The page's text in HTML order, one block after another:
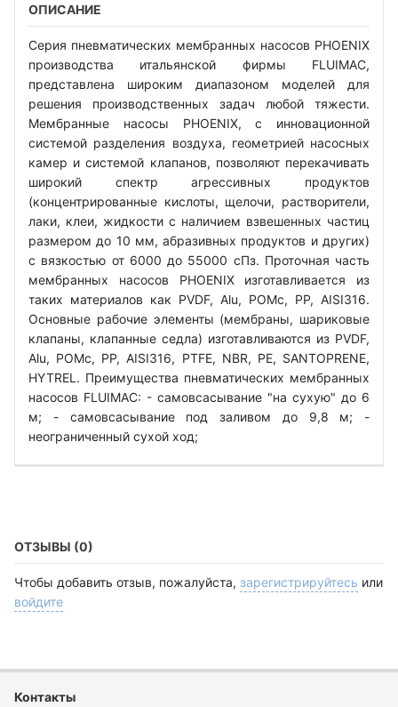
ОПИСАНИЕ
Серия пневматических мембранных насосов PHOENIX
производства итальянской фирмы FLUIMAC,
представлена широким диапазоном моделей для
решения производственных задач любой тяжести.
Мембранные насосы PHOENIX, с инновационной
системой разделения воздуха, геометрией насосных
камер и системой клапанов, позволяют перекачивать
широкий спектр агрессивных продуктов
(концентрированные кислоты, щелочи, растворители,
лаки, клеи, жидкости с наличием взвешенных частиц
размером до 10 мм, абразивных продуктов и других)
с вязкостью от 6000 до 55000 сПз. Проточная часть
мембранных насосов PHOENIX изготавливается из
таких материалов как PVDF, Alu, POMc, PP, AISI316.
Основные рабочие элементы (мембраны, шариковые
клапаны, клапанные седла) изготавливаются из PVDF,
Alu, POMc, PP, AISI316, PTFE, NBR, PE, SANTOPRENE,
HYTREL. Преимущества пневматических мембранных
насосов FLUIMAC: - самовсасывание "на сухую" до 6
м; - самовсасывание под заливом до 9,8 м; -
неограниченный сухой ход;
ОТЗЫВЫ (0)
Чтобы добавить отзыв, пожалуйста, зарегистрируйтесь или
войдите
Контакты